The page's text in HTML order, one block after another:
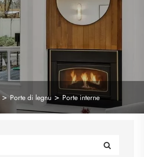
Porte di legnu Porte interne